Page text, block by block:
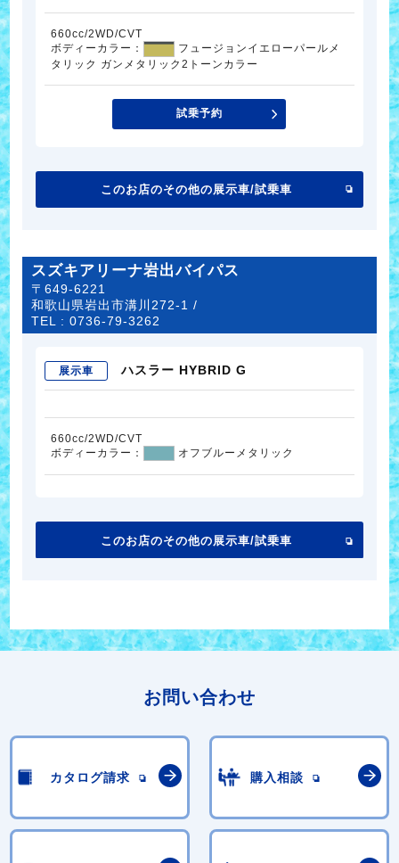
660cc/2WD/CVT
ボディーカラー：
フュージョンイエローパールメ
タリック ガンメタリック2トーンカラー
試乗予約
このお店のその他の展示車/試乗車
スズキアリーナ岩出バイパス
〒649-6221
和歌山県岩出市溝川272-1 /
TEL :0736-79-3262
展示車 ハスラー HYBRID G
660cc/2WD/CVT
ボディーカラー：
オフブルーメタリック
このお店のその他の展示車/試乗車
お問い合わせ
カタログ請求 購入相談